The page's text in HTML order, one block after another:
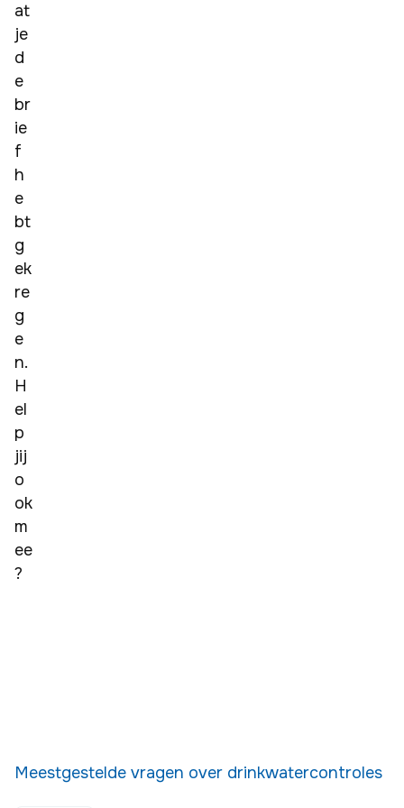
at
je
d
e
br
ie
f
h
e
bt
g
ek
re
g
e
n.
H
el
p
jij
o
ok
m
ee
?
Meestgestelde vragen over drinkwatercontroles